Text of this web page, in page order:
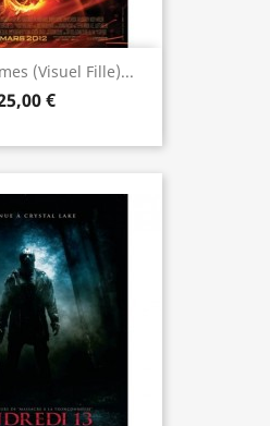
(visuel Fille)...
€